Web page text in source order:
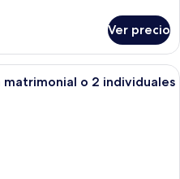
Ver precio
Una habitación de hotel con una
matrimonial o 2 individuales